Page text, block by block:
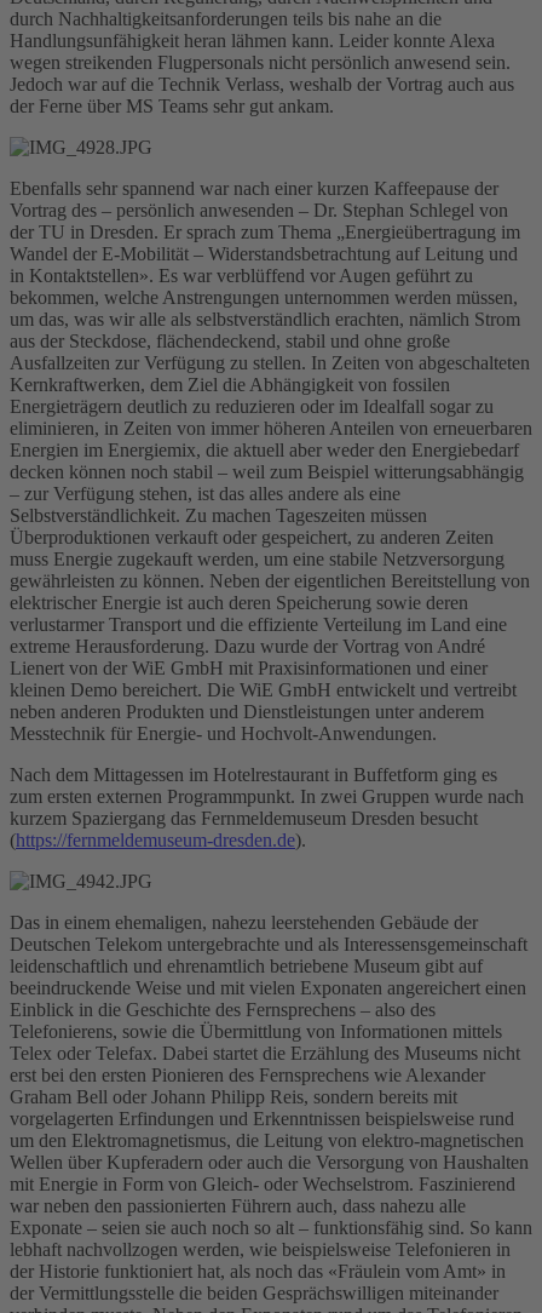
durch Nachhaltigkeitsanforderungen teils bis nahe an die
Handlungsunfähigkeit heran lähmen kann. Leider konnte Alexa
wegen streikenden Flugpersonals nicht persönlich anwesend sein.
Jedoch war auf die Technik Verlass, weshalb der Vortrag auch aus
der Ferne über MS Teams sehr gut ankam.
Ebenfalls sehr spannend war nach einer kurzen Kaffeepause der
Vortrag des – persönlich anwesenden – Dr. Stephan Schlegel von
der TU in Dresden. Er sprach zum Thema „Energieübertragung im
Wandel der E-Mobilität – Widerstandsbetrachtung auf Leitung und
in Kontaktstellen». Es war verblüffend vor Augen geführt zu
bekommen, welche Anstrengungen unternommen werden müssen,
um das, was wir alle als selbstverständlich erachten, nämlich Strom
aus der Steckdose, flächendeckend, stabil und ohne große
Ausfallzeiten zur Verfügung zu stellen. In Zeiten von abgeschalteten
Kernkraftwerken, dem Ziel die Abhängigkeit von fossilen
Energieträgern deutlich zu reduzieren oder im Idealfall sogar zu
eliminieren, in Zeiten von immer höheren Anteilen von erneuerbaren
Energien im Energiemix, die aktuell aber weder den Energiebedarf
decken können noch stabil – weil zum Beispiel witterungsabhängig
– zur Verfügung stehen, ist das alles andere als eine
Selbstverständlichkeit. Zu machen Tageszeiten müssen
Überproduktionen verkauft oder gespeichert, zu anderen Zeiten
muss Energie zugekauft werden, um eine stabile Netzversorgung
gewährleisten zu können. Neben der eigentlichen Bereitstellung von
elektrischer Energie ist auch deren Speicherung sowie deren
verlustarmer Transport und die effiziente Verteilung im Land eine
extreme Herausforderung. Dazu wurde der Vortrag von André
Lienert von der WiE GmbH mit Praxisinformationen und einer
kleinen Demo bereichert. Die WiE GmbH entwickelt und vertreibt
neben anderen Produkten und Dienstleistungen unter anderem
Messtechnik für Energie- und Hochvolt-Anwendungen.
Nach dem Mittagessen im Hotelrestaurant in Buffetform ging es
zum ersten externen Programmpunkt. In zwei Gruppen wurde nach
kurzem Spaziergang das Fernmeldemuseum Dresden besucht
(https://fernmeldemuseum-dresden.de).
Das in einem ehemaligen, nahezu leerstehenden Gebäude der
Deutschen Telekom untergebrachte und als Interessensgemeinschaft
leidenschaftlich und ehrenamtlich betriebene Museum gibt auf
beeindruckende Weise und mit vielen Exponaten angereichert einen
Einblick in die Geschichte des Fernsprechens – also des
Telefonierens, sowie die Übermittlung von Informationen mittels
Telex oder Telefax. Dabei startet die Erzählung des Museums nicht
erst bei den ersten Pionieren des Fernsprechens wie Alexander
Graham Bell oder Johann Philipp Reis, sondern bereits mit
vorgelagerten Erfindungen und Erkenntnissen beispielsweise rund
um den Elektromagnetismus, die Leitung von elektro-magnetischen
Wellen über Kupferadern oder auch die Versorgung von Haushalten
mit Energie in Form von Gleich- oder Wechselstrom. Faszinierend
war neben den passionierten Führern auch, dass nahezu alle
Exponate – seien sie auch noch so alt – funktionsfähig sind. So kann
lebhaft nachvollzogen werden, wie beispielsweise Telefonieren in
der Historie funktioniert hat, als noch das «Fräulein vom Amt» in
der Vermittlungsstelle die beiden Gesprächswilligen miteinander